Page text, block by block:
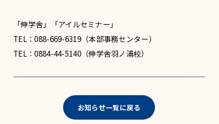
「伸学舎」「アイルセミナー」
TEL：088-669-6319（本部事務センター）
TEL：0884-44-5140（伸学舎羽ノ浦校）
お知らせ一覧に戻る